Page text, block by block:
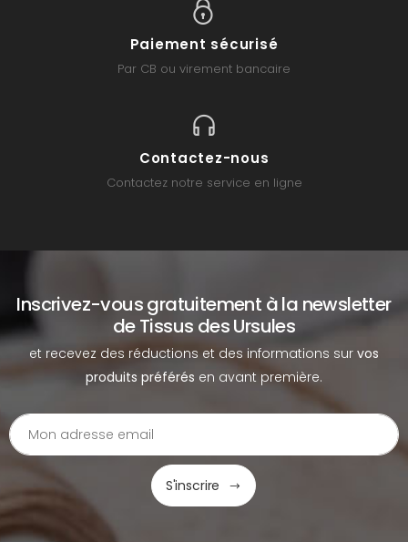
Paiement sécurisé
Par CB ou virement bancaire
Contactez-nous
Contactez notre service en ligne
Inscrivez-vous gratuitement à la newsletter
de Tissus des Ursules
et recevez des réductions et des informations sur vos
produits préférés en avant première.
S'inscrire